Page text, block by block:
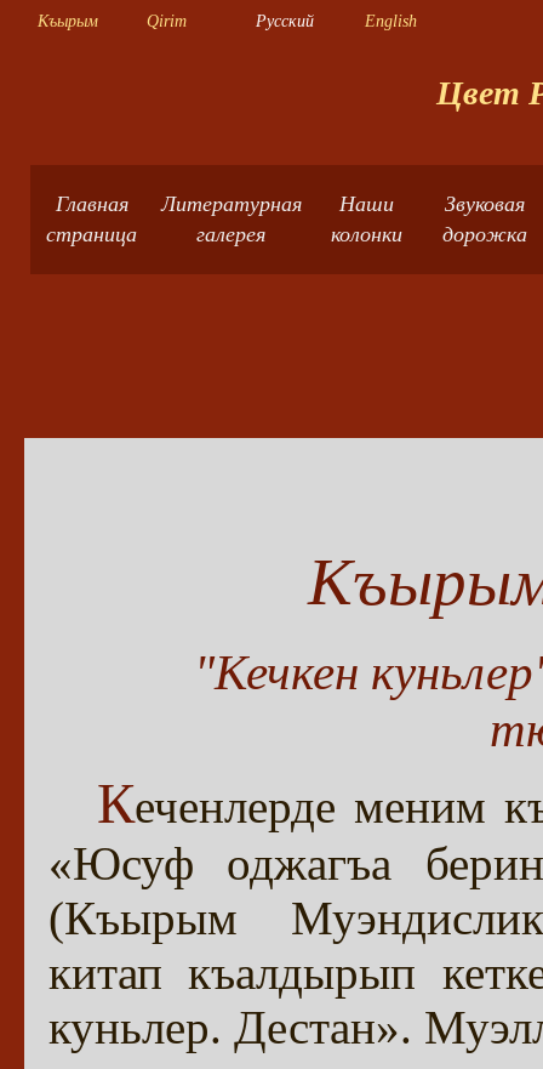
Къырым Qirim Русский English
Цвет
Главная
страница
Литературная
галерея
Наши
колонки
Звуковая
дорожка
"Кечкен
Кеченлерде меним
«Юсуф оджагъа
(Къырым
китап къалдырып
куньлер. Дестан».